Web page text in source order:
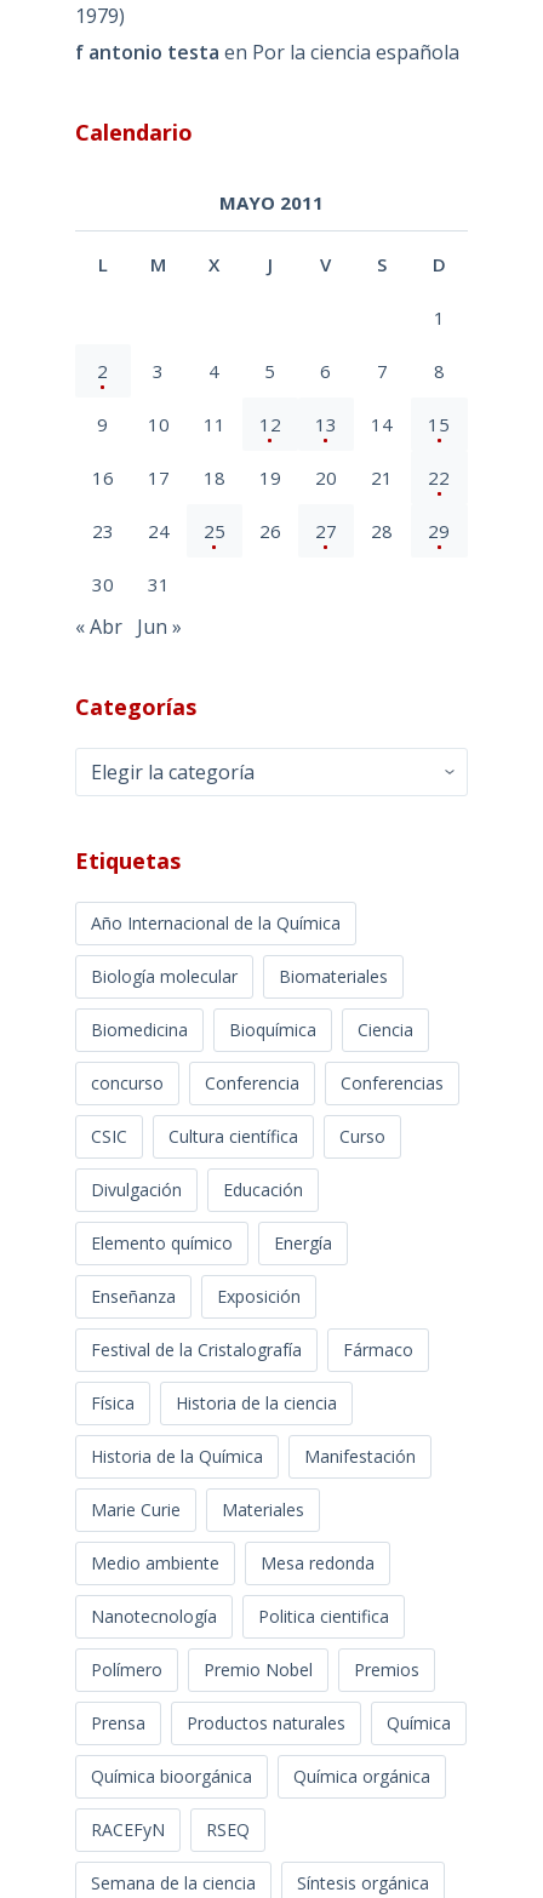
1979)
f antonio testa en Por la ciencia española
Calendario
MAYO 2011
L M X J V S D
1
2 3 4 5 6 7 8
9 10 11 12 13 14 15
16 17 18 19 20 21 22
23 24 25 26 27 28 29
30 31
« Abr Jun »
Categorías
Categorías
Etiquetas
Año Internacional de la Química
Biología molecular Biomateriales
Biomedicina Bioquímica Ciencia
concurso Conferencia Conferencias
CSIC Cultura científica Curso
Divulgación Educación
Elemento químico Energía
Enseñanza Exposición
Festival de la Cristalografía Fármaco
Física Historia de la ciencia
Historia de la Química Manifestación
Marie Curie Materiales
Medio ambiente Mesa redonda
Nanotecnología Politica cientifica
Polímero Premio Nobel Premios
Prensa Productos naturales Química
Química bioorgánica Química orgánica
RACEFyN RSEQ
Semana de la ciencia Síntesis orgánica